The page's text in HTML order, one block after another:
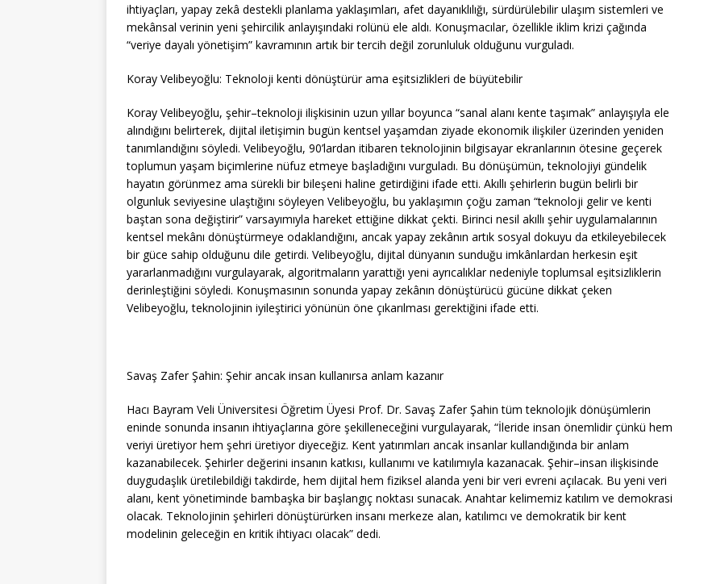
ihtiyaçları, yapay zekâ destekli planlama yaklaşımları, afet dayanıklılığı, sürdürülebilir ulaşım sistemleri ve
mekânsal verinin yeni şehircilik anlayışındaki rolünü ele aldı. Konuşmacılar, özellikle iklim krizi çağında
“veriye dayalı yönetişim” kavramının artık bir tercih değil zorunluluk olduğunu vurguladı.
Koray Velibeyoğlu: Teknoloji kenti dönüştürür ama eşitsizlikleri de büyütebilir
Koray Velibeyoğlu, şehir–teknoloji ilişkisinin uzun yıllar boyunca “sanal alanı kente taşımak” anlayışıyla ele
alındığını belirterek, dijital iletişimin bugün kentsel yaşamdan ziyade ekonomik ilişkiler üzerinden yeniden
tanımlandığını söyledi. Velibeyoğlu, 90’lardan itibaren teknolojinin bilgisayar ekranlarının ötesine geçerek
toplumun yaşam biçimlerine nüfuz etmeye başladığını vurguladı. Bu dönüşümün, teknolojiyi gündelik
hayatın görünmez ama sürekli bir bileşeni haline getirdiğini ifade etti. Akıllı şehirlerin bugün belirli bir
olgunluk seviyesine ulaştığını söyleyen Velibeyoğlu, bu yaklaşımın çoğu zaman “teknoloji gelir ve kenti
baştan sona değiştirir” varsayımıyla hareket ettiğine dikkat çekti. Birinci nesil akıllı şehir uygulamalarının
kentsel mekânı dönüştürmeye odaklandığını, ancak yapay zekânın artık sosyal dokuyu da etkileyebilecek
bir güce sahip olduğunu dile getirdi. Velibeyoğlu, dijital dünyanın sunduğu imkânlardan herkesin eşit
yararlanmadığını vurgulayarak, algoritmaların yarattığı yeni ayrıcalıklar nedeniyle toplumsal eşitsizliklerin
derinleştiğini söyledi. Konuşmasının sonunda yapay zekânın dönüştürücü gücüne dikkat çeken
Velibeyoğlu, teknolojinin iyileştirici yönünün öne çıkarılması gerektiğini ifade etti.
Savaş Zafer Şahin: Şehir ancak insan kullanırsa anlam kazanır
Hacı Bayram Veli Üniversitesi Öğretim Üyesi Prof. Dr. Savaş Zafer Şahin tüm teknolojik dönüşümlerin
eninde sonunda insanın ihtiyaçlarına göre şekilleneceğini vurgulayarak, “İleride insan önemlidir çünkü hem
veriyi üretiyor hem şehri üretiyor diyeceğiz. Kent yatırımları ancak insanlar kullandığında bir anlam
kazanabilecek. Şehirler değerini insanın katkısı, kullanımı ve katılımıyla kazanacak. Şehir–insan ilişkisinde
duygudaşlık üretilebildiği takdirde, hem dijital hem fiziksel alanda yeni bir veri evreni açılacak. Bu yeni veri
alanı, kent yönetiminde bambaşka bir başlangıç noktası sunacak. Anahtar kelimemiz katılım ve demokrasi
olacak. Teknolojinin şehirleri dönüştürürken insanı merkeze alan, katılımcı ve demokratik bir kent
modelinin geleceğin en kritik ihtiyacı olacak” dedi.